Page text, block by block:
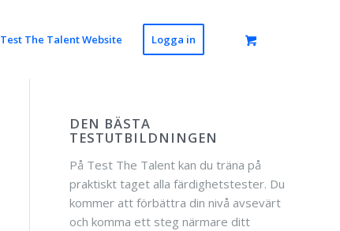
Test The Talent Website Logga in
DEN BÄSTA
TESTUTBILDNINGEN
På Test The Talent kan du träna på
praktiskt taget alla färdighetstester. Du
kommer att förbättra din nivå avsevärt
och komma ett steg närmare ditt